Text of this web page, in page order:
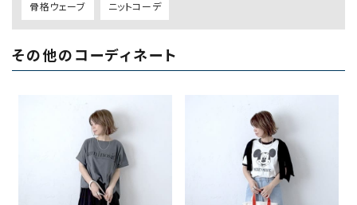
骨格ウェーブ ニットコーデ
その他のコーディネート